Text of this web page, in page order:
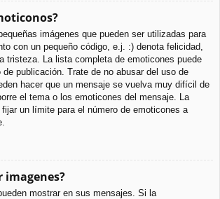
imágenes que pueden ser utilizadas para
con un pequeño código, e.j. :) denota felicidad,
tristeza. La lista completa de emoticones puede
publicación. Trate de no abusar del uso de
hacer que un mensaje se vuelva muy difícil de
el tema o los emoticones del mensaje. La
un límite para el número de emoticones a
imagenes?
mostrar en sus mensajes. Si la